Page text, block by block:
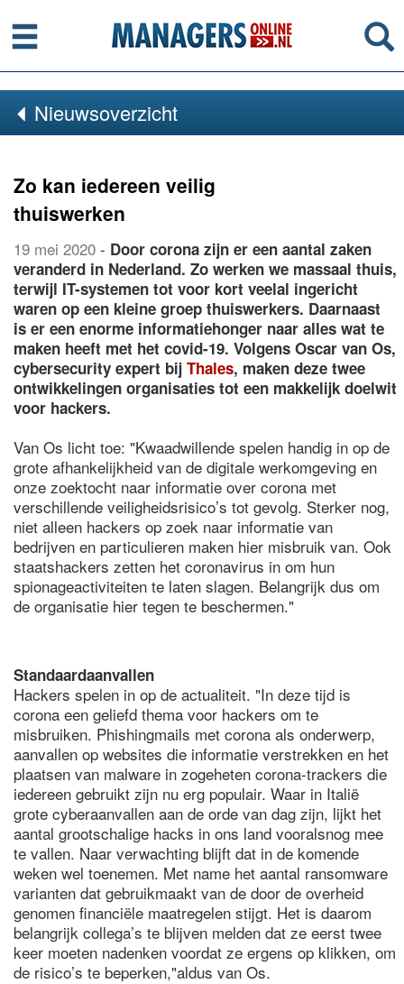
Menu
Nieuwsoverzicht
Zo kan iedereen veilig
thuiswerken
19 mei 2020 - Door corona zijn er een aantal zaken
veranderd in Nederland. Zo werken we massaal thuis,
terwijl IT-systemen tot voor kort veelal ingericht
waren op een kleine groep thuiswerkers. Daarnaast
is er een enorme informatiehonger naar alles wat te
maken heeft met het covid-19. Volgens Oscar van Os,
cybersecurity expert bij Thales, maken deze twee
ontwikkelingen organisaties tot een makkelijk doelwit
voor hackers.
Van Os licht toe: "Kwaadwillende spelen handig in op de
grote afhankelijkheid van de digitale werkomgeving en
onze zoektocht naar informatie over corona met
verschillende veiligheidsrisico’s tot gevolg. Sterker nog,
niet alleen hackers op zoek naar informatie van
bedrijven en particulieren maken hier misbruik van. Ook
staatshackers zetten het coronavirus in om hun
spionageactiviteiten te laten slagen. Belangrijk dus om
de organisatie hier tegen te beschermen."
Standaardaanvallen
Hackers spelen in op de actualiteit. "In deze tijd is
corona een geliefd thema voor hackers om te
misbruiken. Phishingmails met corona als onderwerp,
aanvallen op websites die informatie verstrekken en het
plaatsen van malware in zogeheten corona-trackers die
iedereen gebruikt zijn nu erg populair. Waar in Italië
grote cyberaanvallen aan de orde van dag zijn, lijkt het
aantal grootschalige hacks in ons land vooralsnog mee
te vallen. Naar verwachting blijft dat in de komende
weken wel toenemen. Met name het aantal ransomware
varianten dat gebruikmaakt van de door de overheid
genomen financiële maatregelen stijgt. Het is daarom
belangrijk collega’s te blijven melden dat ze eerst twee
keer moeten nadenken voordat ze ergens op klikken, om
de risico’s te beperken,"aldus van Os.